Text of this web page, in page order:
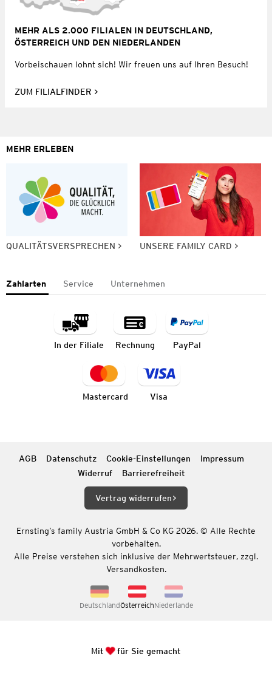
MEHR ALS 2.000 FILIALEN IN DEUTSCHLAND,
ÖSTERREICH UND DEN NIEDERLANDEN
Vorbeischauen lohnt sich! Wir freuen uns auf Ihren Besuch!
ZUM FILIALFINDER
MEHR ERLEBEN
QUALITÄTSVERSPRECHEN UNSERE FAMILY CARD
Zahlarten Service Unternehmen
In der Filiale Rechnung PayPal
Mastercard Visa
AGB Datenschutz Cookie-Einstellungen
Impressum
Widerruf
Barrierefreiheit
Vertrag widerrufen
Ernsting’s family Austria GmbH & Co KG 2026. © Alle Rechte
vorbehalten.
Alle Preise verstehen sich inklusive der Mehrwertsteuer, zzgl.
Versandkosten.
DeutschlandÖsterreichNiederlande
Mit für Sie gemacht